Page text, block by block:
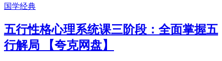
国学经典
五行性格心理系统课三阶段：全面掌握五
行解局 【夸克网盘】